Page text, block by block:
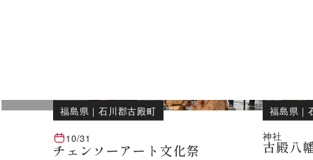
福島県 ｜石川郡古殿町
10/31
チェンソーアート文化祭
福島県 ｜
神社
古殿八